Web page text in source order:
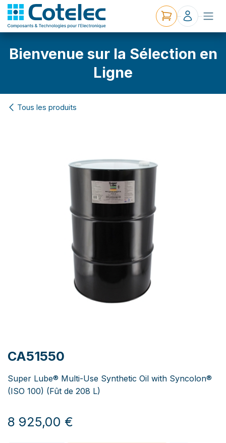
Bienvenue sur la Sélection en
Ligne
Tous les produits
CA51550
Super Lube® Multi-Use Synthetic Oil with Syncolon®
(ISO 100) (Fût de 208 L)
8 925,00 €